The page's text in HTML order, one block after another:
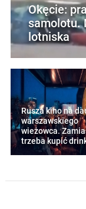
Okęcie:
samolotu.
lotniska
Rusza kino na
warszawskiego
wieżowca.
trzeba kupić